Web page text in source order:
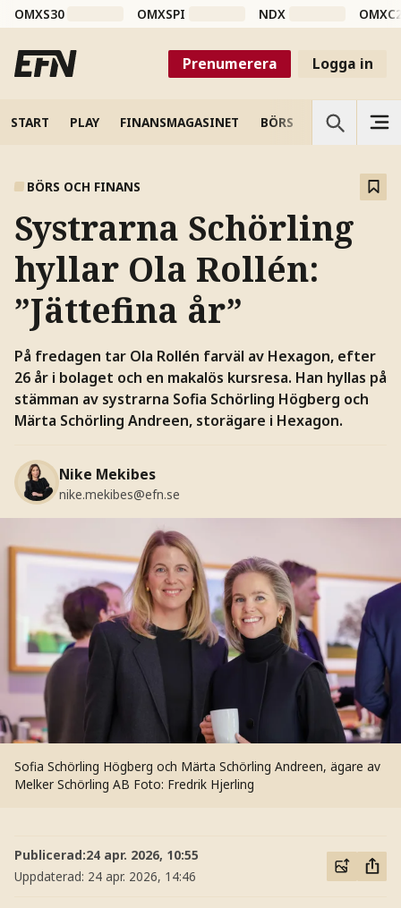
OMXS30 OMXSPI NDX
Prenumerera Logga in
START PLAY FINANSMAGASINET BÖRS VETENSKAP
BÖRS OCH FINANS
Systrarna Schörling
hyllar Ola Rollén:
”Jättefina år”
På fredagen tar Ola Rollén farväl av Hexagon, efter
26 år i bolaget och en makalös kursresa. Han hyllas på
stämman av systrarna Sofia Schörling Högberg och
Märta Schörling Andreen, storägare i Hexagon.
Nike Mekibes
nike.mekibes@efn.se
Sofia Schörling Högberg och Märta Schörling Andreen, ägare av
Melker Schörling AB Foto: Fredrik Hjerling
Publicerad:24 apr. 2026, 10:55
Uppdaterad: 24 apr. 2026, 14:46